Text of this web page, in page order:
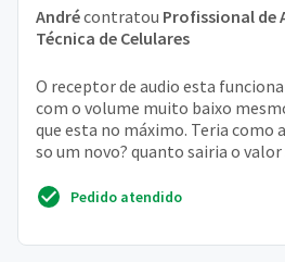
Andrécontratou Profissional de
Técnica de Celulares
O receptor de audio esta
com o volume muito baixo
que esta no máximo. Teria como
so um novo? quanto sairia o valor
Pedido atendido